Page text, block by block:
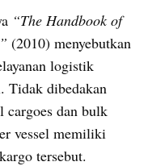
“The Handbook of
(2010) menyebutkan
logistik
Tidak dibedakan
cargoes dan bulk
vessel memiliki
tersebut.